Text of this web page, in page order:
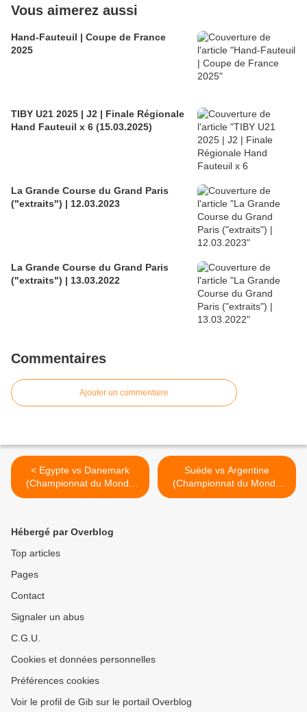
Vous aimerez aussi
Hand-Fauteuil | Coupe de France
2025
TIBY U21 2025 | J2 | Finale Régionale
Hand Fauteuil x 6 (15.03.2025)
La Grande Course du Grand Paris
("extraits") | 12.03.2023
La Grande Course du Grand Paris
("extraits") | 13.03.2022
Commentaires
Ajouter un commentaire
< Egypte vs Danemark
(Championnat du Monde
2017) 14.01.2017 (1/2)
Suède vs Argentine
(Championnat du Monde
2017) 15.01.2017 >
Hébergé par Overblog
Top articles
Pages
Contact
Signaler un abus
C.G.U.
Cookies et données personnelles
Préférences cookies
Voir le profil de Gib sur le portail Overblog